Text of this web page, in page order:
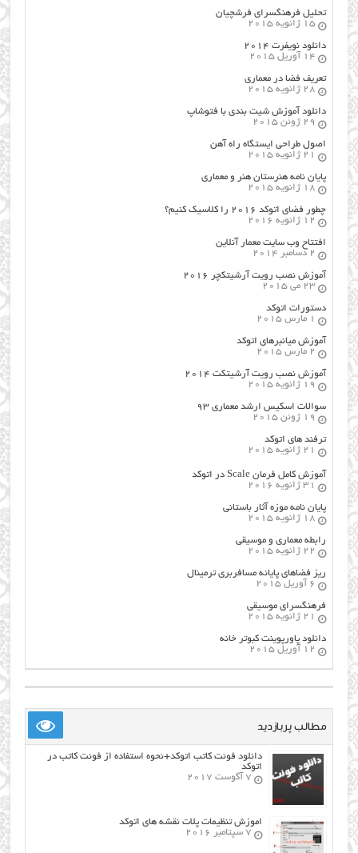
تحلیل فرهنگسرای فرشچیان
15 ژانویه 2015
دانلود نویفرت ۲۰۱۴
14 آوریل 2015
تعریف فضا در معماری
28 ژانویه 2015
دانلود آموزش شیت بندی با فتوشاپ
29 ژوئن 2015
اصول طراحي ایستگاه راه آهن
21 ژانویه 2015
پایان نامه هنرستان هنر و معماري
18 ژانویه 2015
چطور فضای اتوکد ۲۰۱۶ را کلاسیک کنیم؟
12 ژانویه 2016
افتتاح وب سایت معمار آنلاین
2 دسامبر 2014
آموزش نصب رویت آرشیتکچر ۲۰۱۶
23 می 2015
دستورات اتوکد
1 مارس 2015
آموزش میانبرهای اتوکد
2 مارس 2015
آموزش نصب رویت آرشیتکت ۲۰۱۴
19 ژانویه 2015
سوالات اسکیس ارشد معماری ۹۳
19 ژوئن 2015
ترفند های اتوکد
21 ژانویه 2015
آموزش کامل فرمان Scale در اتوکد
31 ژانویه 2016
پایان نامه موزه آثار باستانی
18 ژانویه 2015
رابطه معماری و موسیقی
22 ژانویه 2015
ریز فضاهای پایانه مسافربری ترمینال
6 آوریل 2015
فرهنگسراي موسيقي
21 ژانویه 2015
دانلود پاورپوینت کبوتر خانه
12 آوریل 2015
مطالب پربازدید
دانلود فونت کاتب اتوکد+نحوه استفاده از فونت کاتب در
اتوکد
7 آگوست 2017
اموزش تنظیمات پلات نقشه های اتوکد
7 سپتامبر 2016